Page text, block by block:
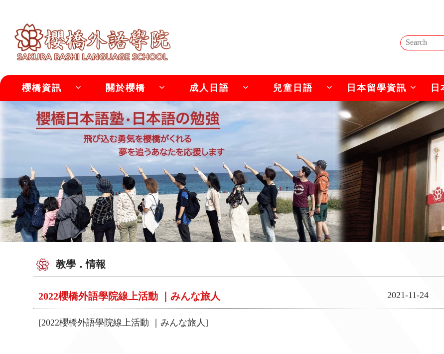
櫻橋資訊 關於櫻橋 成人日語 兒童日語 日本留學資訊 日
教學．情報
2022櫻橋外語學院線上活動 ｜みんな旅人 2021-11-24
[2022櫻橋外語學院線上活動 ｜みんな旅人]